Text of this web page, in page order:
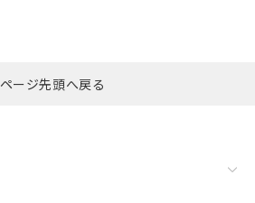
ページ先頭へ戻る